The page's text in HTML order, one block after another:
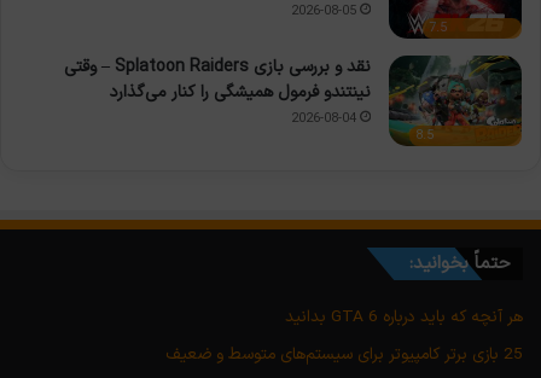
7.5
2026-08-05
8.5
نقد و بررسی بازی Splatoon Raiders – وقتی
نینتندو فرمول همیشگی را کنار می‌گذارد
2026-08-04
حتماً بخوانید:
هر آنچه که باید درباره GTA 6 بدانید
25 بازی برتر کامپیوتر برای سیستم‌های متوسط و ضعیف